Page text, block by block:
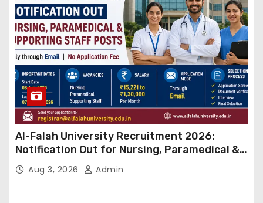
Al-Falah University Recruitment 2026:
Notification Out for Nursing, Paramedical &
Supporting Staff Posts, Apply Through Email
Aug 3, 2026 Admin